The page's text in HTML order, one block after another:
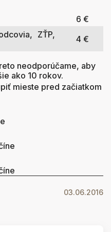
6 €
ZŤP,
4 €
neodporúčame, aby
ako 10 rokov.
mieste pred začiatkom
03.06.2016